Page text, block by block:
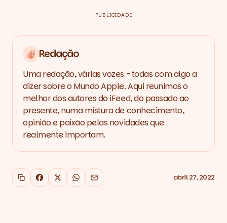
PUBLICIDADE
Redação
Uma redação, várias vozes - todas com algo a
dizer sobre o Mundo Apple. Aqui reunimos o
melhor dos autores do iFeed, do passado ao
presente, numa mistura de conhecimento,
opinião e paixão pelas novidades que
realmente importam.
Copiar link
Facebook
X WhatsApp
Email abril 27, 2022